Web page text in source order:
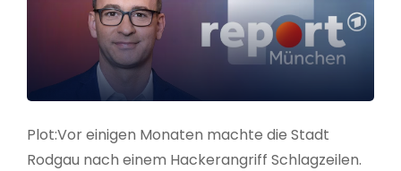
Plot:Vor einigen Monaten machte die Stadt
Rodgau nach einem Hackerangriff Schlagzeilen.